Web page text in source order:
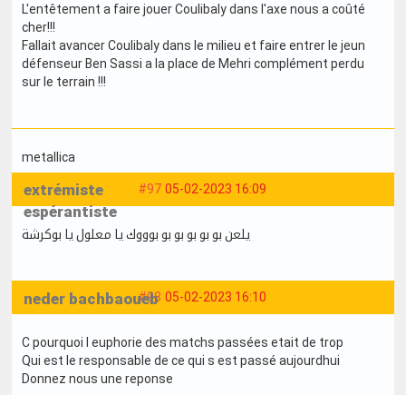
L'entêtement a faire jouer Coulibaly dans l'axe nous a coûté
cher!!!
Fallait avancer Coulibaly dans le milieu et faire entrer le jeun
défenseur Ben Sassi a la place de Mehri complément perdu
sur le terrain !!!
metallica
#97 05-02-2023 16:09
extrémiste
espérantiste
يلعن بو بو بو بو بو بوووك يا معلول يا بوكرشة
#98 05-02-2023 16:10
neder bachbaoueb
C pourquoi l euphorie des matchs passées etait de trop
Qui est le responsable de ce qui s est passé aujourdhui
Donnez nous une reponse